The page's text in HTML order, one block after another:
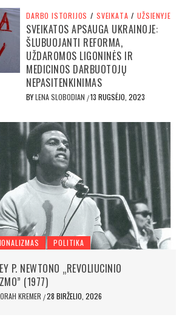
DARBO ISTORIJOS / SVEIKATA / UŽSIENYJE
SVEIKATOS APSAUGA UKRAINOJE:
ŠLUBUOJANTI REFORMA,
UŽDAROMOS LIGONINĖS IR
MEDICINOS DARBUOTOJŲ
NEPASITENKINIMAS
BYLENA SLOBODIAN /13 RUGSĖJO, 2023
POLITIKA
P. NEWTONO „REVOLIUCINIO
(1977)
KREMER /28 BIRŽELIO, 2026